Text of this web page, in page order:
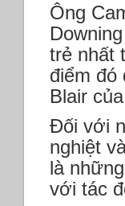
Ông
trẻ nhất
điểm đó
Blair
Đối với
nghiệt
là
với tác